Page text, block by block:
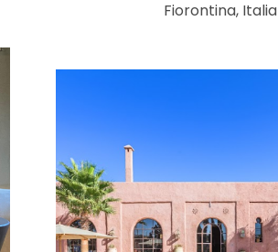
Fiorontina, Italia